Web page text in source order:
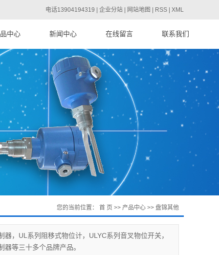
电话13904194319 | 企业分站 网站地图 RSS XML
中心
波清灰器
锤料位计
导纳物位计
系列仪表
系列仪表
达物位计
系列仪表
化仪表盘及
温箱
其他
新闻中心
公司新闻
行业资讯
技术知识
在线留言 联系我们
您的当前位置： 首 页 >> 产品中心 >> 盘锦其他
，UL系列阻移式物位计，ULYC系列音叉物位开关，
等三十多个品牌产品。